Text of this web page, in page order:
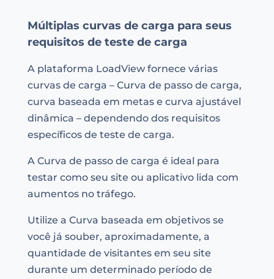
Múltiplas curvas de carga para seus
requisitos de teste de carga
A plataforma LoadView fornece várias
curvas de carga – Curva de passo de carga,
curva baseada em metas e curva ajustável
dinâmica – dependendo dos requisitos
específicos de teste de carga.
A Curva de passo de carga é ideal para
testar como seu site ou aplicativo lida com
aumentos no tráfego.
Utilize a Curva baseada em objetivos se
você já souber, aproximadamente, a
quantidade de visitantes em seu site
durante um determinado período de